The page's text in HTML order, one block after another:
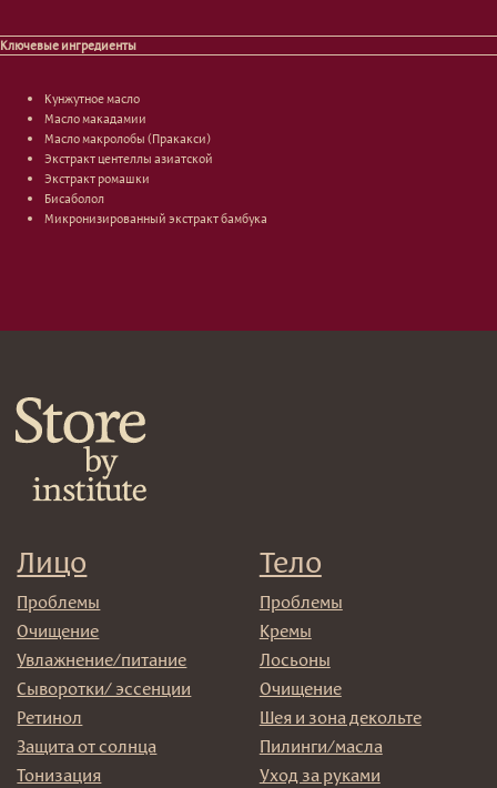
Ключевые ингредиенты
Кунжутное масло
Масло макадамии
Масло макролобы (Пракакси)
Экстракт центеллы азиатской
Экстракт ромашки
Бисаболол
Микронизированный экстракт бамбука
Сертификаты
Система лояльности
Доставка и самовывоз
Оплата и возврат
Согласие на обработку
персональных данных
Политика
Подписаться
E-mail
→
Отправляя адрес электронной почты вы соглашаетесь
с политикой в отношении обработки персональных
данных
Тонизация
Уход за губами
Декоротивная косметика
Волосы
Проблемы
Кондиционеры/бальзамы